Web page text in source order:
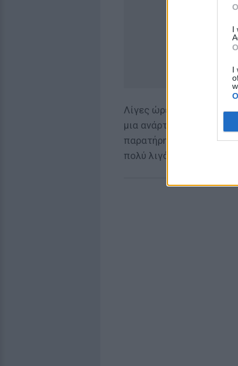
I
I
Λίγες ώρες αργότερα,
μια ανάρτηση για τα
παρατήρησαν πολλοί,
πολύ λιγότερα.